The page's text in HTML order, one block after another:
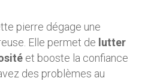
pierre dégage une
Elle permet de lutter
et booste la confiance
des problèmes au